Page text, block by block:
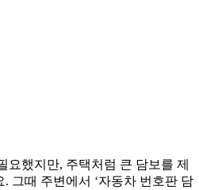
요했지만, 주택처럼 큰 담보를 제
그때 주변에서 ‘자동차 번호판 담